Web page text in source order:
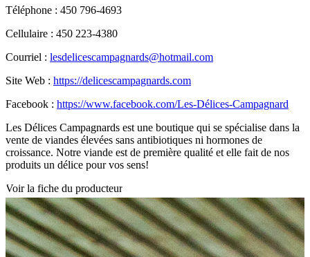
Téléphone : 450 796-4693
Cellulaire : 450 223-4380
Courriel : lesdelicescampagnards@hotmail.com
Site Web : https://delicescampagnards.com
Facebook : https://www.facebook.com/Les-Délices-Campagnard
Les Délices Campagnards est une boutique qui se spécialise dans la
vente de viandes élevées sans antibiotiques ni hormones de
croissance. Notre viande est de première qualité et elle fait de nos
produits un délice pour vos sens!
Voir la fiche du producteur